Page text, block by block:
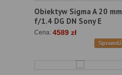
Obiektyw Sigma A 20 mm
f/1.4 DG DN Sony E
Cena: 4589 zł
Sprawdź